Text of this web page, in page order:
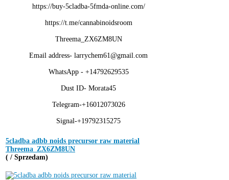
https://buy-5cladba-5fmda-online.com/
https://t.me/cannabinoidsroom
Threema_ZX6ZM8UN
Email address- larrychem61@gmail.com
WhatsApp - +14792629535
Dust ID- Morata45
Telegram-+16012073026
Signal-+19792315275
5cladba adbb noids precursor raw material
Threema_ZX6ZM8UN
( / Sprzedam)